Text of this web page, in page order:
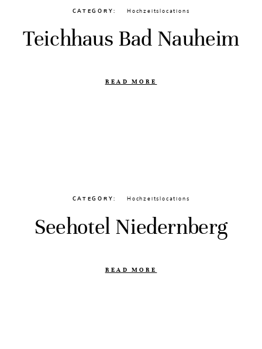
CATEGORY Hochzeitslocations
Teichhaus Bad Nauheim
READ MORE
CATEGORY Hochzeitslocations
Seehotel Niedernberg
READ MORE